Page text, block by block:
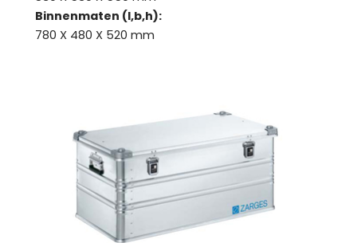
Binnenmaten (l,b,h):
780 X 480 X 520 mm